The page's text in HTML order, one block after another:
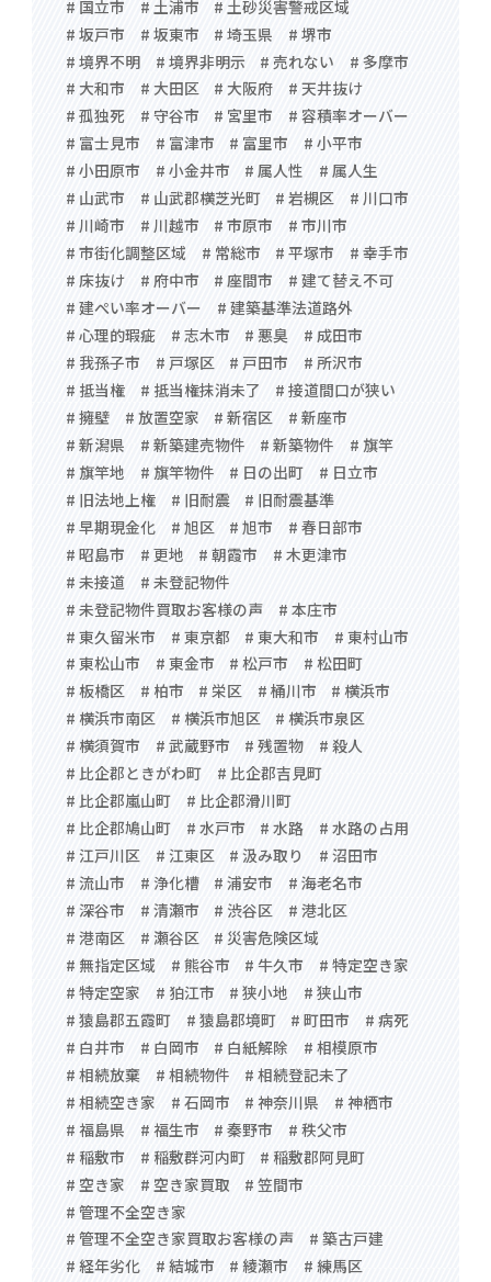
# 国立市
# 土浦市
# 土砂災害警戒区域
# 坂戸市
# 坂東市 # 埼玉県
# 堺市
# 境界不明
# 境界非明示 # 売れない
# 多摩市
# 大和市
# 大田区 # 大阪府
# 天井抜け
# 孤独死
# 守谷市 # 宮里市
# 容積率オーバー
# 富士見市
# 富津市 # 富里市
# 小平市
# 小田原市
# 小金井市 # 属人性
# 属人生
# 山武市
# 山武郡横芝光町 # 岩槻区
# 川口市
# 川崎市
# 川越市 # 市原市
# 市川市
# 市街化調整区域
# 常総市 # 平塚市
# 幸手市
# 床抜け
# 府中市 # 座間市
# 建て替え不可
# 建ぺい率オーバー
# 建築基準法道路外
# 心理的瑕疵
# 志木市 # 悪臭
# 成田市
# 我孫子市
# 戸塚区 # 戸田市
# 所沢市
# 抵当権
# 抵当権抹消未了
# 接道間口が狭い
# 擁壁
# 放置空家 # 新宿区
# 新座市
# 新潟県
# 新築建売物件 # 新築物件
# 旗竿
# 旗竿地
# 旗竿物件 # 日の出町
# 日立市
# 旧法地上権
# 旧耐震
# 旧耐震基準
# 早期現金化
# 旭区 # 旭市
# 春日部市
# 昭島市
# 更地 # 朝霞市
# 木更津市
# 未接道
# 未登記物件
# 未登記物件買取お客様の声
# 本庄市
# 東久留米市
# 東京都 # 東大和市
# 東村山市
# 東松山市
# 東金市 # 松戸市
# 松田町
# 板橋区
# 柏市 # 栄区 # 桶川市
# 横浜市
# 横浜市南区
# 横浜市旭区
# 横浜市泉区
# 横須賀市
# 武蔵野市 # 残置物
# 殺人
# 比企郡ときがわ町
# 比企郡吉見町
# 比企郡嵐山町
# 比企郡滑川町
# 比企郡鳩山町
# 水戸市 # 水路
# 水路の占用
# 江戸川区
# 江東区 # 汲み取り
# 沼田市
# 流山市
# 浄化槽 # 浦安市
# 海老名市
# 深谷市
# 清瀬市 # 渋谷区
# 港北区
# 港南区
# 瀬谷区
# 災害危険区域
# 無指定区域
# 熊谷市 # 牛久市
# 特定空き家
# 特定空家
# 狛江市 # 狭小地
# 狭山市
# 猿島郡五霞町
# 猿島郡境町 # 町田市
# 病死
# 白井市
# 白岡市 # 白紙解除
# 相模原市
# 相続放棄
# 相続物件
# 相続登記未了
# 相続空き家
# 石岡市 # 神奈川県
# 神栖市
# 福島県
# 福生市 # 秦野市
# 秩父市
# 稲敷市
# 稲敷群河内町
# 稲敷郡阿見町
# 空き家
# 空き家買取
# 笠間市
# 管理不全空き家
# 管理不全空き家買取お客様の声
# 築古戸建
# 経年劣化
# 結城市 # 綾瀬市
# 練馬区